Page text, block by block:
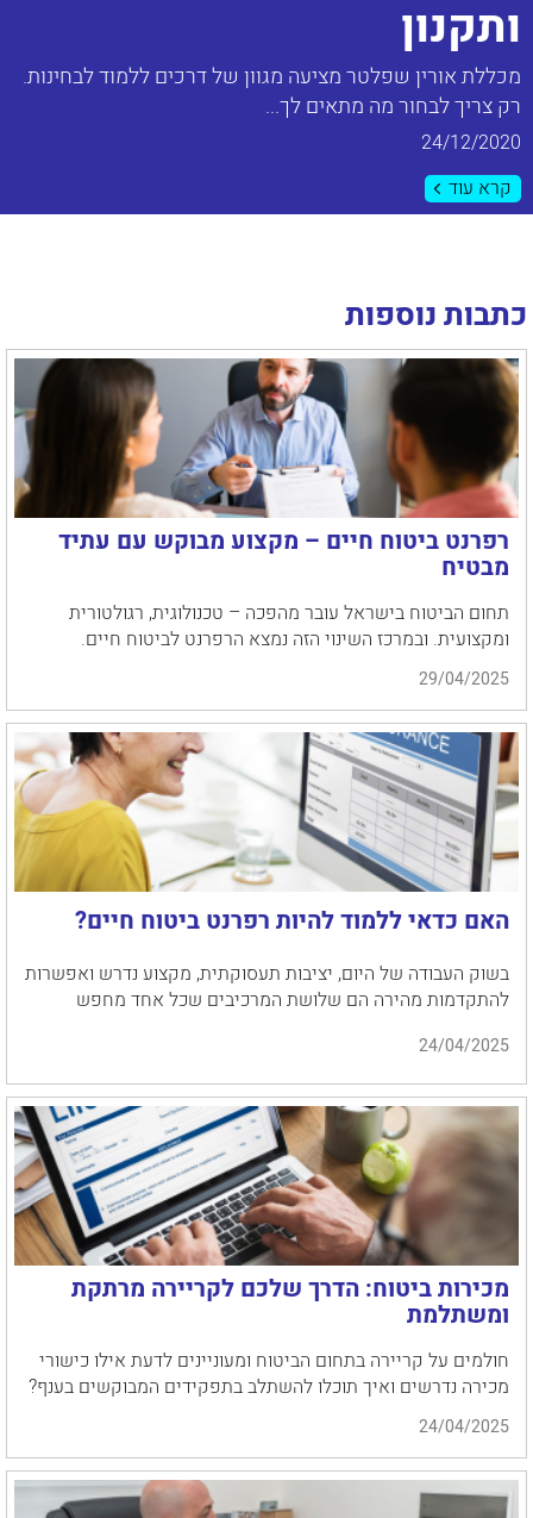
ותקנון
מכללת אורין שפלטר מציעה מגוון של דרכים ללמוד לבחינות.
רק צריך לבחור מה מתאים לך...
24/12/2020
קרא עוד
כתבות נוספות
רפרנט ביטוח חיים – מקצוע מבוקש עם עתיד
מבטיח
תחום הביטוח בישראל עובר מהפכה – טכנולוגית, רגולטורית
ומקצועית. ובמרכז השינוי הזה נמצא הרפרנט לביטוח חיים.
29/04/2025
האם כדאי ללמוד להיות רפרנט ביטוח חיים?
בשוק העבודה של היום, יציבות תעסוקתית, מקצוע נדרש ואפשרות
להתקדמות מהירה הם שלושת המרכיבים שכל אחד מחפש
24/04/2025
מכירות ביטוח: הדרך שלכם לקריירה מרתקת
ומשתלמת
חולמים על קריירה בתחום הביטוח ומעוניינים לדעת אילו כישורי
מכירה נדרשים ואיך תוכלו להשתלב בתפקידים המבוקשים בענף?
24/04/2025